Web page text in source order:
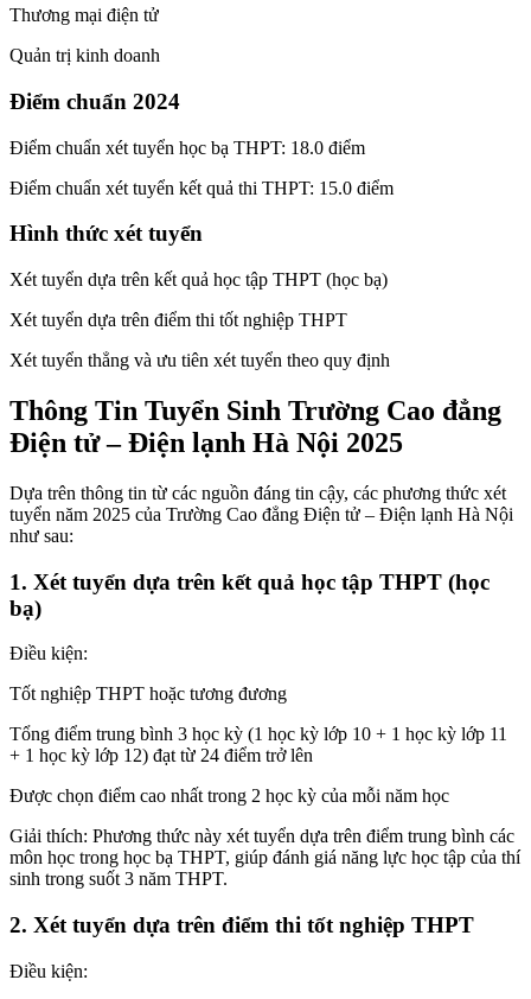
Thương mại điện tử
Quản trị kinh doanh
Điểm chuẩn 2024
Điểm chuẩn xét tuyển học bạ THPT: 18.0 điểm
Điểm chuẩn xét tuyển kết quả thi THPT: 15.0 điểm
Hình thức xét tuyển
Xét tuyển dựa trên kết quả học tập THPT (học bạ)
Xét tuyển dựa trên điểm thi tốt nghiệp THPT
Xét tuyển thẳng và ưu tiên xét tuyển theo quy định
Thông Tin Tuyển Sinh Trường Cao đẳng
Điện tử – Điện lạnh Hà Nội 2025
Dựa trên thông tin từ các nguồn đáng tin cậy, các phương thức xét
tuyển năm 2025 của Trường Cao đẳng Điện tử – Điện lạnh Hà Nội
như sau:
1. Xét tuyển dựa trên kết quả học tập THPT (học
bạ)
Điều kiện:
Tốt nghiệp THPT hoặc tương đương
Tổng điểm trung bình 3 học kỳ (1 học kỳ lớp 10 + 1 học kỳ lớp 11
+ 1 học kỳ lớp 12) đạt từ 24 điểm trở lên
Được chọn điểm cao nhất trong 2 học kỳ của mỗi năm học
Giải thích: Phương thức này xét tuyển dựa trên điểm trung bình các
môn học trong học bạ THPT, giúp đánh giá năng lực học tập của thí
sinh trong suốt 3 năm THPT.
2. Xét tuyển dựa trên điểm thi tốt nghiệp THPT
Điều kiện: